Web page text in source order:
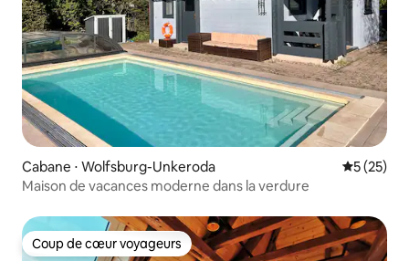
Cabane ⋅ Wolfsburg-Unkeroda
5 (25)
Maison de vacances moderne dans la verdure
Coup de cœur voyageurs
Coup de cœur voyageurs